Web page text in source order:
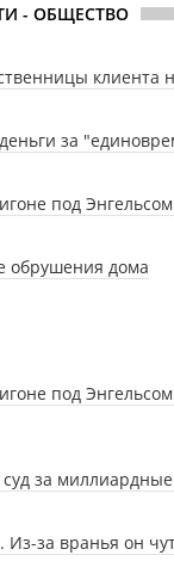
- ОБЩЕСТВО
клиента
за
под
обрушения дома
под
за
Из-за вранья он